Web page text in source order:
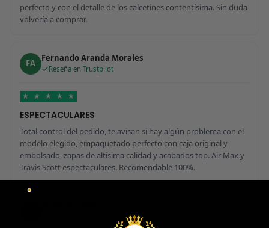
perfecto y con el detalle de los calcetines contentísima. Sin duda
volvería a comprar.
FA Fernando Aranda Morales
Reseña en Trustpilot
★ ★ ★ ★ ★
ESPECTACULARES
Total control del pedido, te avisan si hay algún problema con el
modelo elegido, empaquetado perfecto con caja original y
embolsado, zapas de altísima calidad y acabados top. Air Max y
Travis Scott espectaculares. Recomendable 100%.